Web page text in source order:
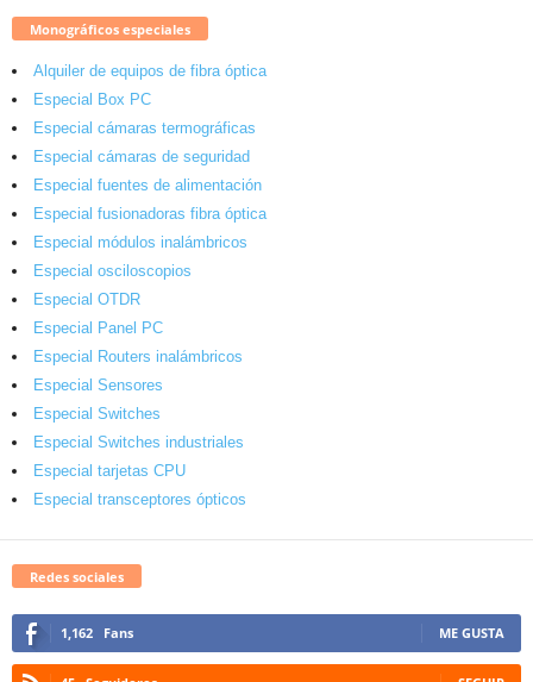
Monográficos especiales
Alquiler de equipos de fibra óptica
Especial Box PC
Especial cámaras termográficas
Especial cámaras de seguridad
Especial fuentes de alimentación
Especial fusionadoras fibra óptica
Especial módulos inalámbricos
Especial osciloscopios
Especial OTDR
Especial Panel PC
Especial Routers inalámbricos
Especial Sensores
Especial Switches
Especial Switches industriales
Especial tarjetas CPU
Especial transceptores ópticos
Redes sociales
1,162 Fans ME GUSTA